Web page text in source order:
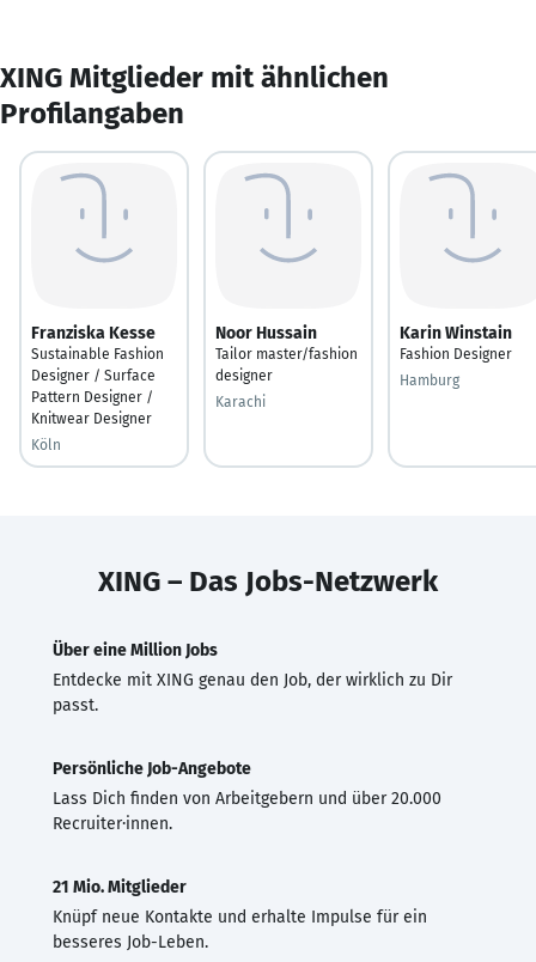
XING Mitglieder mit ähnlichen
Profilangaben
Franziska Kesse
Sustainable Fashion
Designer / Surface
Pattern Designer /
Knitwear Designer
Köln
Noor Hussain
Tailor master/fashion
designer
Karachi
Karin Winstain
Fashion Designer
Hamburg
XING – Das Jobs-Netzwerk
Über eine Million Jobs
Entdecke mit XING genau den Job, der wirklich zu Dir
passt.
Persönliche Job-Angebote
Lass Dich finden von Arbeitgebern und über 20.000
Recruiter·innen.
21 Mio. Mitglieder
Knüpf neue Kontakte und erhalte Impulse für ein
besseres Job-Leben.